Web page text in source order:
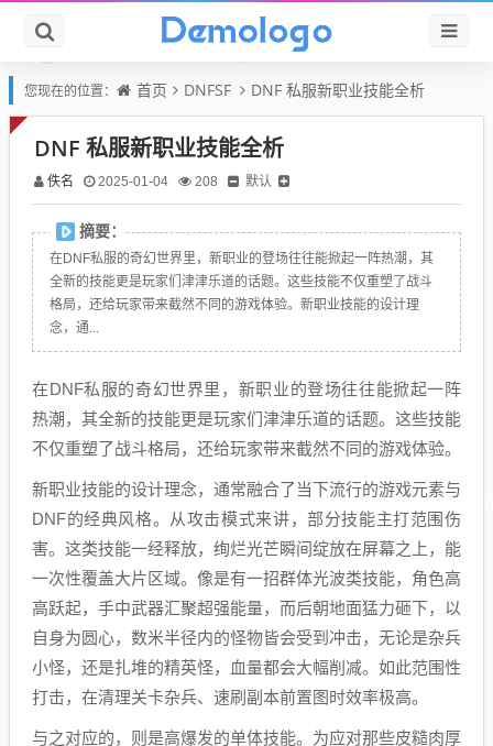
您现在的位置： 首页 DNFSF DNF 私服新职业技能全析
DNF 私服新职业技能全析
佚名 2025-01-04 208 默认
摘要：
在DNF私服的奇幻世界里，新职业的登场往往能掀起一阵热潮，其
全新的技能更是玩家们津津乐道的话题。这些技能不仅重塑了战斗
格局，还给玩家带来截然不同的游戏体验。新职业技能的设计理
念，通...
在DNF私服的奇幻世界里，新职业的登场往往能掀起一阵
热潮，其全新的技能更是玩家们津津乐道的话题。这些技能
不仅重塑了战斗格局，还给玩家带来截然不同的游戏体验。
新职业技能的设计理念，通常融合了当下流行的游戏元素与
DNF的经典风格。从攻击模式来讲，部分技能主打范围伤
害。这类技能一经释放，绚烂光芒瞬间绽放在屏幕之上，能
一次性覆盖大片区域。像是有一招群体光波类技能，角色高
高跃起，手中武器汇聚超强能量，而后朝地面猛力砸下，以
自身为圆心，数米半径内的怪物皆会受到冲击，无论是杂兵
小怪，还是扎堆的精英怪，血量都会大幅削减。如此范围性
打击，在清理关卡杂兵、速刷副本前置图时效率极高。
与之对应的，则是高爆发的单体技能。为应对那些皮糙肉厚